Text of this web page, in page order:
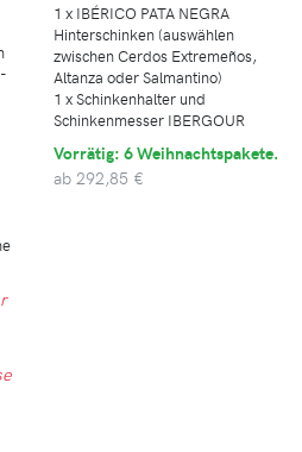
1 x IBÉRICO PATA NEGRA
Hinterschinken (auswählen
zwischen Cerdos Extremeños,
Altanza oder Salmantino)
1 x Schinkenhalter und
Schinkenmesser IBERGOUR
Vorrätig: 6 Weihnachtspakete.
ab 292,85 €